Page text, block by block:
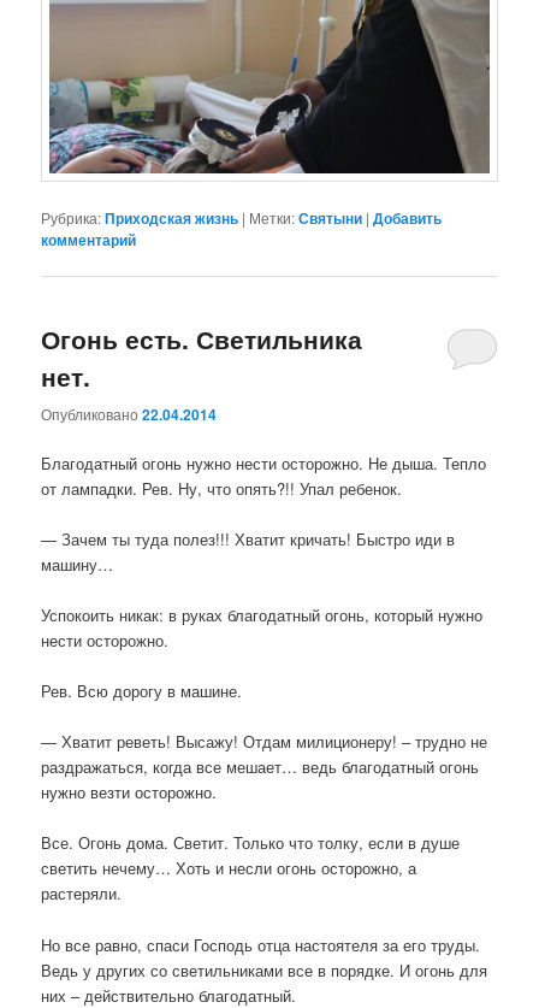
Рубрика:Приходская жизнь | Метки:Святыни |Добавить
комментарий
Огонь есть. Светильника
нет.
Опубликовано22.04.2014
Благодатный огонь нужно нести осторожно. Не дыша. Тепло
от лампадки. Рев. Ну, что опять?!! Упал ребенок.
— Зачем ты туда полез!!! Хватит кричать! Быстро иди в
машину…
Успокоить никак: в руках благодатный огонь, который нужно
нести осторожно.
Рев. Всю дорогу в машине.
— Хватит реветь! Высажу! Отдам милиционеру! – трудно не
раздражаться, когда все мешает… ведь благодатный огонь
нужно везти осторожно.
Все. Огонь дома. Светит. Только что толку, если в душе
светить нечему… Хоть и несли огонь осторожно, а
растеряли.
Но все равно, спаси Господь отца настоятеля за его труды.
Ведь у других со светильниками все в порядке. И огонь для
них – действительно благодатный.